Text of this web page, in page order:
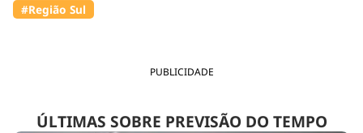
PUBLICIDADE
ÚLTIMAS SOBRE PREVISÃO DO TEMPO
#Região Sul